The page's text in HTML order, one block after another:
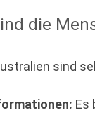
die
sind
Es